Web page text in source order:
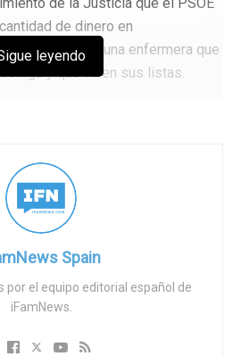
de la Justicia que el PSOE
de dinero en
a Cañedo, una enfermera que
y que va en sus listas.
Ese es el motivo de que
medidas que humanizan a los
la iniciativa de escuchar el latido
el gobierno de Castilla y León».
view?usp=drivesdk
leyendo
Spain
por el equipo editorial español de
iFamNews.